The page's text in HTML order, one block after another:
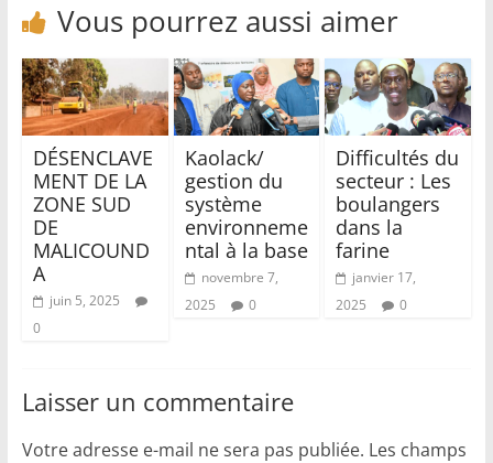
Vous pourrez aussi aimer
DÉSENCLAVE
MENT DE LA
ZONE SUD
DE
MALICOUND
A
juin 5, 2025
0
Kaolack/
gestion du
système
environneme
ntal à la base
novembre 7,
2025
0
Difficultés du
secteur : Les
boulangers
dans la
farine
janvier 17,
2025
0
Laisser un commentaire
Votre adresse e-mail ne sera pas publiée. Les champs